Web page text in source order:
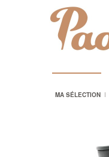
MA SÉLECTION